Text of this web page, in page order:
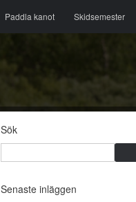
Paddla kanot Skidsemester
Sök
Senaste inläggen